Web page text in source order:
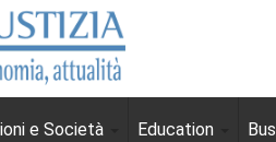
e Società Education